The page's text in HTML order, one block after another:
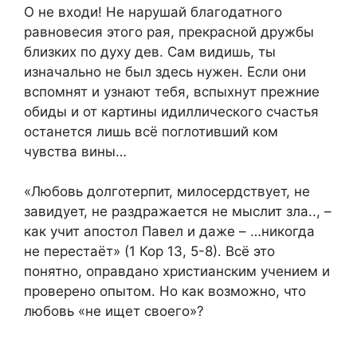
О не входи! Не нарушай благодатного
равновесия этого рая, прекрасной дружбы
близких по духу дев. Сам видишь, ты
изначально не был здесь нужен. Если они
вспомнят и узнают тебя, вспыхнут прежние
обиды и от картины идиллического счастья
останется лишь всё поглотивший ком
чувства вины…
«Любовь долготерпит, милосердствует, не
завидует, не раздражается не мыслит зла.., –
как учит апостол Павел и даже – …никогда
не перестаёт» (1 Кор 13, 5-8). Всё это
понятно, оправдано христианским учением и
проверено опытом. Но как возможно, что
любовь «не ищет своего»?